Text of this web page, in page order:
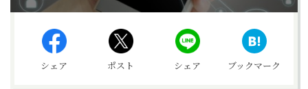
シェア ポスト シェア ブックマーク